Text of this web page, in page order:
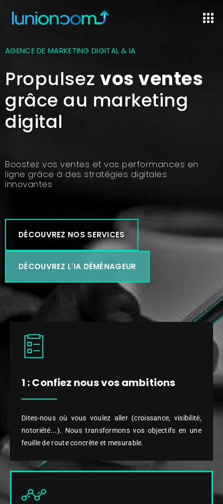
AGENCE DE MARKETING DIGITAL & IA
Propulsez vos ventes
grâce au marketing
digital
Boostez vos ventes et vos performances en
ligne grâce à des stratégies digitales
innovantes
DÉCOUVREZ NOS SERVICES
DÉCOUVREZ L'IA DÉMÉNAGEUR
1 : Confiez nous vos ambitions
Dites-nous où vous voulez aller (croissance, visibilité,
notoriété...). Nous transformons vos objectifs en une
feuille de route concrète et mesurable.